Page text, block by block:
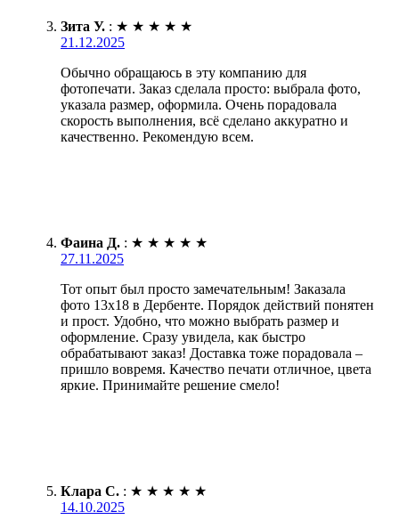
Зита У. : ★ ★ ★ ★ ★
21.12.2025
Обычно обращаюсь в эту компанию для
фотопечати. Заказ сделала просто: выбрала фото,
указала размер, оформила. Очень порадовала
скорость выполнения, всё сделано аккуратно и
качественно. Рекомендую всем.
Фаина Д. : ★ ★ ★ ★ ★
27.11.2025
Тот опыт был просто замечательным! Заказала
фото 13х18 в Дербенте. Порядок действий понятен
и прост. Удобно, что можно выбрать размер и
оформление. Сразу увидела, как быстро
обрабатывают заказ! Доставка тоже порадовала –
пришло вовремя. Качество печати отличное, цвета
яркие. Принимайте решение смело!
Клара С. : ★ ★ ★ ★ ★
14.10.2025